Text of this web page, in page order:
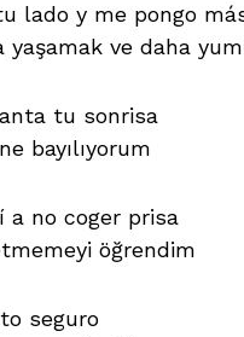
lado y me pongo
yaşamak ve daha
tu sonrisa
bayılıyorum
a no coger prisa
öğrendim
seguro